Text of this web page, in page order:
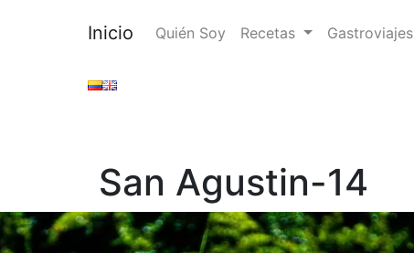
Inicio Quién Soy Recetas Gastroviajes
San Agustin-14